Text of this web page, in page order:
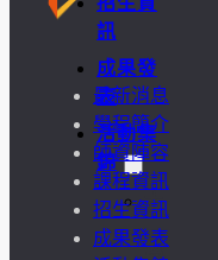
訊
成果發
表
活動集
錦
大
學
最新消息
學程簡介
師資陣容
課程資訊
招生資訊
成果發表